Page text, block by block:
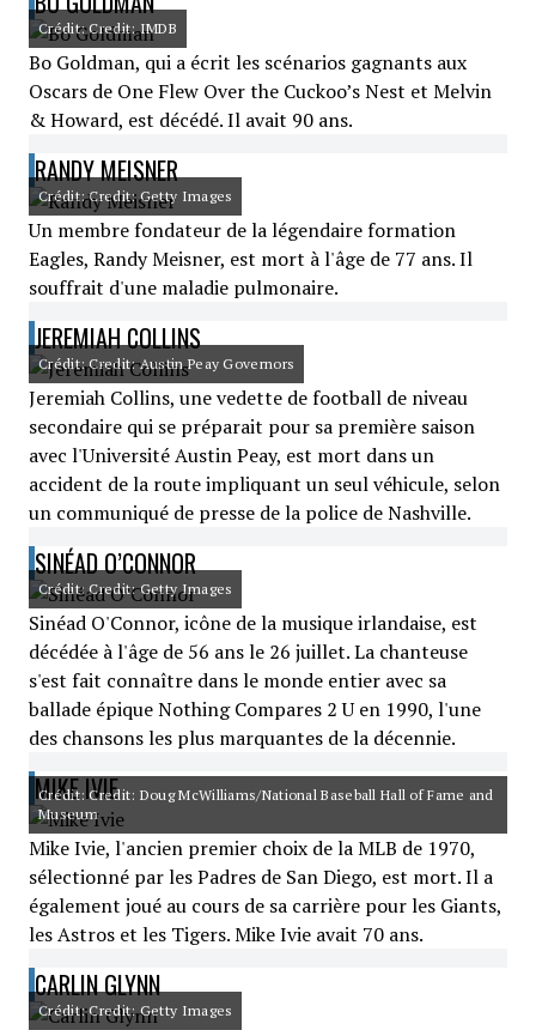
Crédit: Credit: IMDB
Bo Goldman, qui a écrit les scénarios gagnants aux
Oscars de One Flew Over the Cuckoo’s Nest et Melvin
& Howard, est décédé. Il avait 90 ans.
RANDY MEISNER
Crédit: Credit: Getty Images
Un membre fondateur de la légendaire formation
Eagles, Randy Meisner, est mort à l'âge de 77 ans. Il
souffrait d'une maladie pulmonaire.
JEREMIAH COLLINS
Crédit: Credit: Austin Peay Governors
Jeremiah Collins, une vedette de football de niveau
secondaire qui se préparait pour sa première saison
avec l'Université Austin Peay, est mort dans un
accident de la route impliquant un seul véhicule, selon
un communiqué de presse de la police de Nashville.
SINÉAD O’CONNOR
Crédit: Credit: Getty Images
Sinéad O'Connor, icône de la musique irlandaise, est
décédée à l'âge de 56 ans le 26 juillet. La chanteuse
s'est fait connaître dans le monde entier avec sa
ballade épique Nothing Compares 2 U en 1990, l'une
des chansons les plus marquantes de la décennie.
MIKE IVIE
Crédit: Credit: Doug McWilliams/National Baseball Hall of Fame and
Museum
Mike Ivie, l'ancien premier choix de la MLB de 1970,
sélectionné par les Padres de San Diego, est mort. Il a
également joué au cours de sa carrière pour les Giants,
les Astros et les Tigers. Mike Ivie avait 70 ans.
CARLIN GLYNN
Crédit: Credit: Getty Images